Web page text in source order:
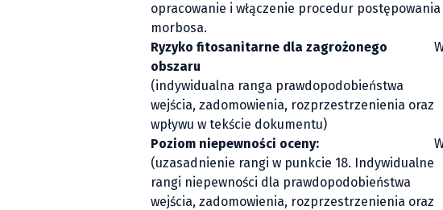
opracowanie i włączenie procedur
morbosa.
Ryzyko fitosanitarne dla zagrożonego
obszaru
(indywidualna ranga prawdopodobieństwa
wejścia, zadomowienia, rozprzestrzenienia oraz
wpływu w tekście dokumentu)
Poziom niepewności oceny:
(uzasadnienie rangi w punkcie 18. Indywidualne
rangi niepewności dla prawdopodobieństwa
wejścia, zadomowienia, rozprzestrzenienia oraz